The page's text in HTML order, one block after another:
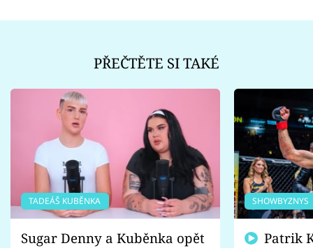
PŘEČTĚTE SI TAKÉ
TADEÁŠ KUBĚNKA
Sugar Denny a Kuběnka opět
SHOWBYZNYS